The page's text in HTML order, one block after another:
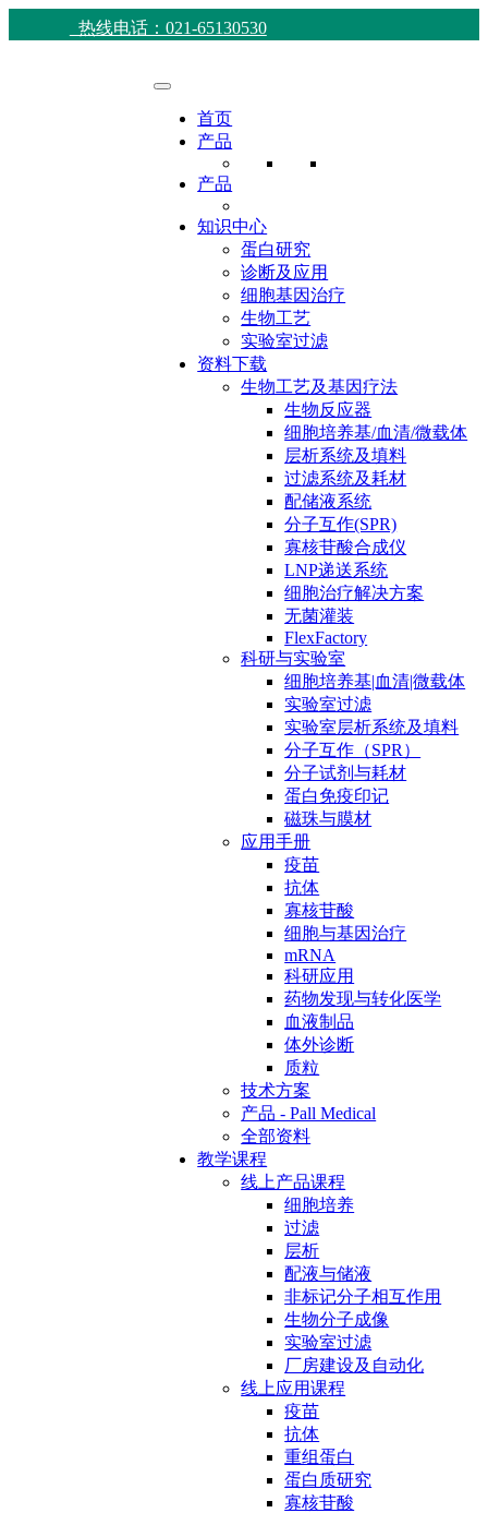
热线电话：021-65130530
首页
产品
产品
知识中心
蛋白研究
诊断及应用
细胞基因治疗
生物工艺
实验室过滤
资料下载
生物工艺及基因疗法
生物反应器
细胞培养基/血清/微载体
层析系统及填料
过滤系统及耗材
配储液系统
分子互作(SPR)
寡核苷酸合成仪
LNP递送系统
细胞治疗解决方案
无菌灌装
FlexFactory
科研与实验室
细胞培养基|血清|微载体
实验室过滤
实验室层析系统及填料
分子互作（SPR）
分子试剂与耗材
蛋白免疫印记
磁珠与膜材
应用手册
疫苗
抗体
寡核苷酸
细胞与基因治疗
mRNA
科研应用
药物发现与转化医学
血液制品
体外诊断
质粒
技术方案
产品 - Pall Medical
全部资料
教学课程
线上产品课程
细胞培养
过滤
层析
配液与储液
非标记分子相互作用
生物分子成像
实验室过滤
厂房建设及自动化
线上应用课程
疫苗
抗体
重组蛋白
蛋白质研究
寡核苷酸